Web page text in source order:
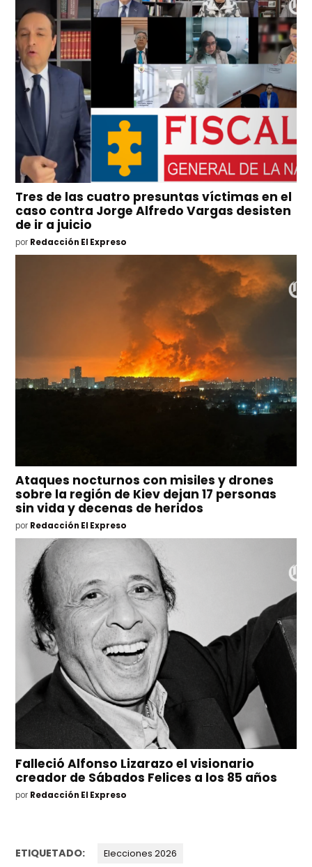
Tres de las cuatro presuntas víctimas en el
caso contra Jorge Alfredo Vargas desisten
de ir a juicio
por Redacción El Expreso
Ataques nocturnos con misiles y drones
sobre la región de Kiev dejan 17 personas
sin vida y decenas de heridos
por Redacción El Expreso
Falleció Alfonso Lizarazo el visionario
creador de Sábados Felices a los 85 años
por Redacción El Expreso
ETIQUETADO: Elecciones 2026